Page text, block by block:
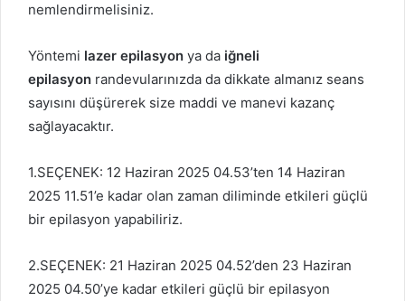
nemlendirmelisiniz.
Yöntemi lazer epilasyon ya da iğneli
epilasyon randevularınızda da dikkate almanız seans
sayısını düşürerek size maddi ve manevi kazanç
sağlayacaktır.
1.SEÇENEK: 12 Haziran 2025 04.53’ten 14 Haziran
2025 11.51’e kadar olan zaman diliminde etkileri güçlü
bir epilasyon yapabiliriz.
2.SEÇENEK: 21 Haziran 2025 04.52’den 23 Haziran
2025 04.50’ye kadar etkileri güçlü bir epilasyon